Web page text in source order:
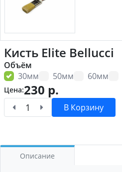
Кисть Elite Bellucci
Объём
30мм
50мм 60мм
Цена:230 р.
В Корзину
Описание